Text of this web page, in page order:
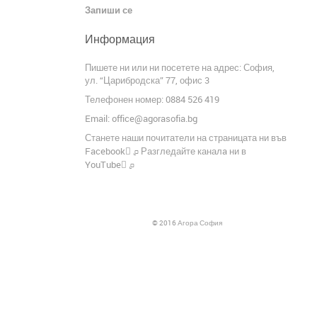
Запиши се
Информация
Пишете ни или ни посетете на адрес: София,
ул. “Царибродска” 77, офис 3
Телефонен номер: 0884 526 419
Email:office@agorasofia.bg
Станете наши почитатели на страницата ни във
Facebook ╢ Разгледайте каналa ни в
YouTube ╢
© 2016 Агора София